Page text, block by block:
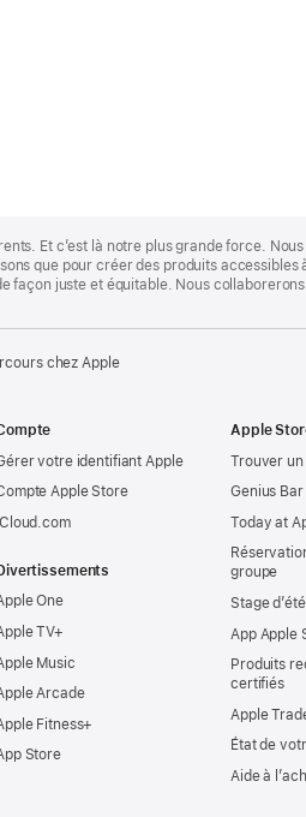
Et c’est là notre plus grande force.
que pour créer des produits
façon juste et équitable. Nous
chez Apple
votre identifiant Apple
Apple Store
One
TV+
Music
Arcade
Fitness+
Store
Apple
Trouver
Genius Bar
Today at
groupe
Stage
App Apple
Produits
certifiés
Apple
État de
Aide à